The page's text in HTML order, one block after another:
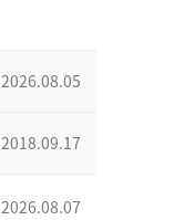
2026.08.05
2018.09.17
2026.08.07